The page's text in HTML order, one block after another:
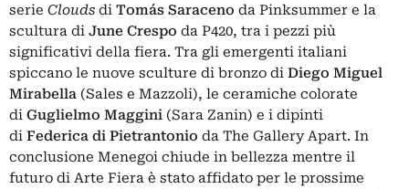
serie Clouds di Tomás Saraceno da Pinksummer e la
scultura di June Crespo da P420, tra i pezzi più
significativi della fiera. Tra gli emergenti italiani
spiccano le nuove sculture di bronzo di Diego Miguel
Mirabella (Sales e Mazzoli), le ceramiche colorate
di Guglielmo Maggini (Sara Zanin) e i dipinti
di Federica di Pietrantonio da The Gallery Apart. In
conclusione Menegoi chiude in bellezza mentre il
futuro di Arte Fiera è stato affidato per le prossime